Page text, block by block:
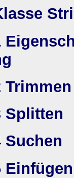
Trimmen
Splitten
Suchen
Einfügen